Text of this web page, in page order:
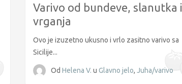
Varivo od bundeve, slanutka i
vrganja
Ovo je izuzetno ukusno i vrlo zasitno varivo sa
Sicilije...
Od Helena V. u Glavno jelo, Juha/varivo